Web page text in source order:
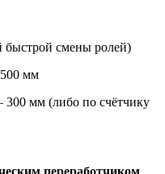
быстрой смены ролей)
мм
мм (либо по счётчику
переработчиком